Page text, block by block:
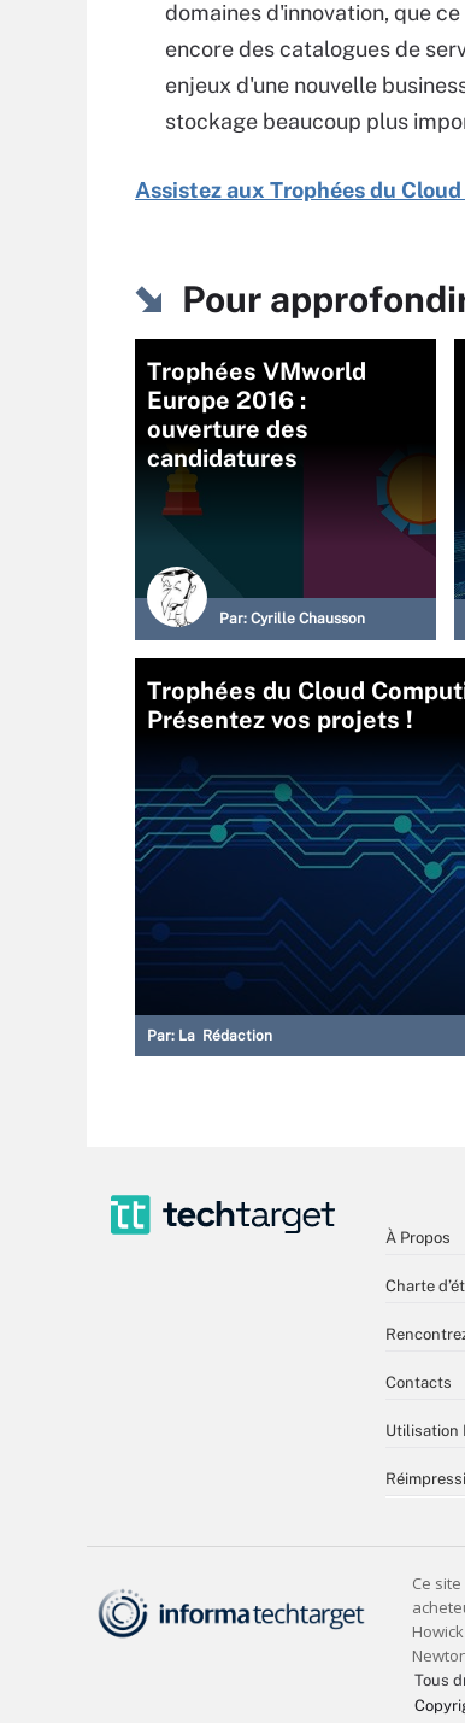
domaines d'innovation, que
encore des catalogues de
enjeux d'une nouvelle
stockage beaucoup plus
Assistez aux Trophées du
Pour
Trophées VMworld
Europe 2016 :
ouverture des
candidatures
Par: Cyrille Chausson
Trophées du Cloud
Présentez vos projets !
Par: La Rédaction
À Propos
Charte
Contacts
Utilisation
Tous